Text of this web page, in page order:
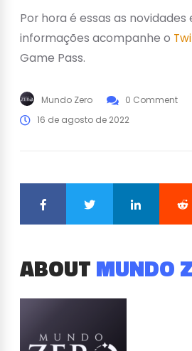
Por hora é essas as novidades
informações acompanhe o
Game Pass.
Mundo Zero 0 Comment
16 de agosto de 2022
ABOUTMUNDO